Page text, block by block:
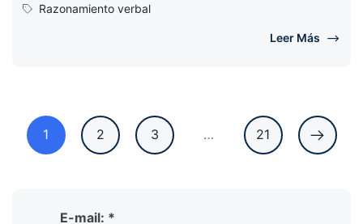
Razonamiento verbal
Leer Más
1 2 3 … 21
E-mail: *